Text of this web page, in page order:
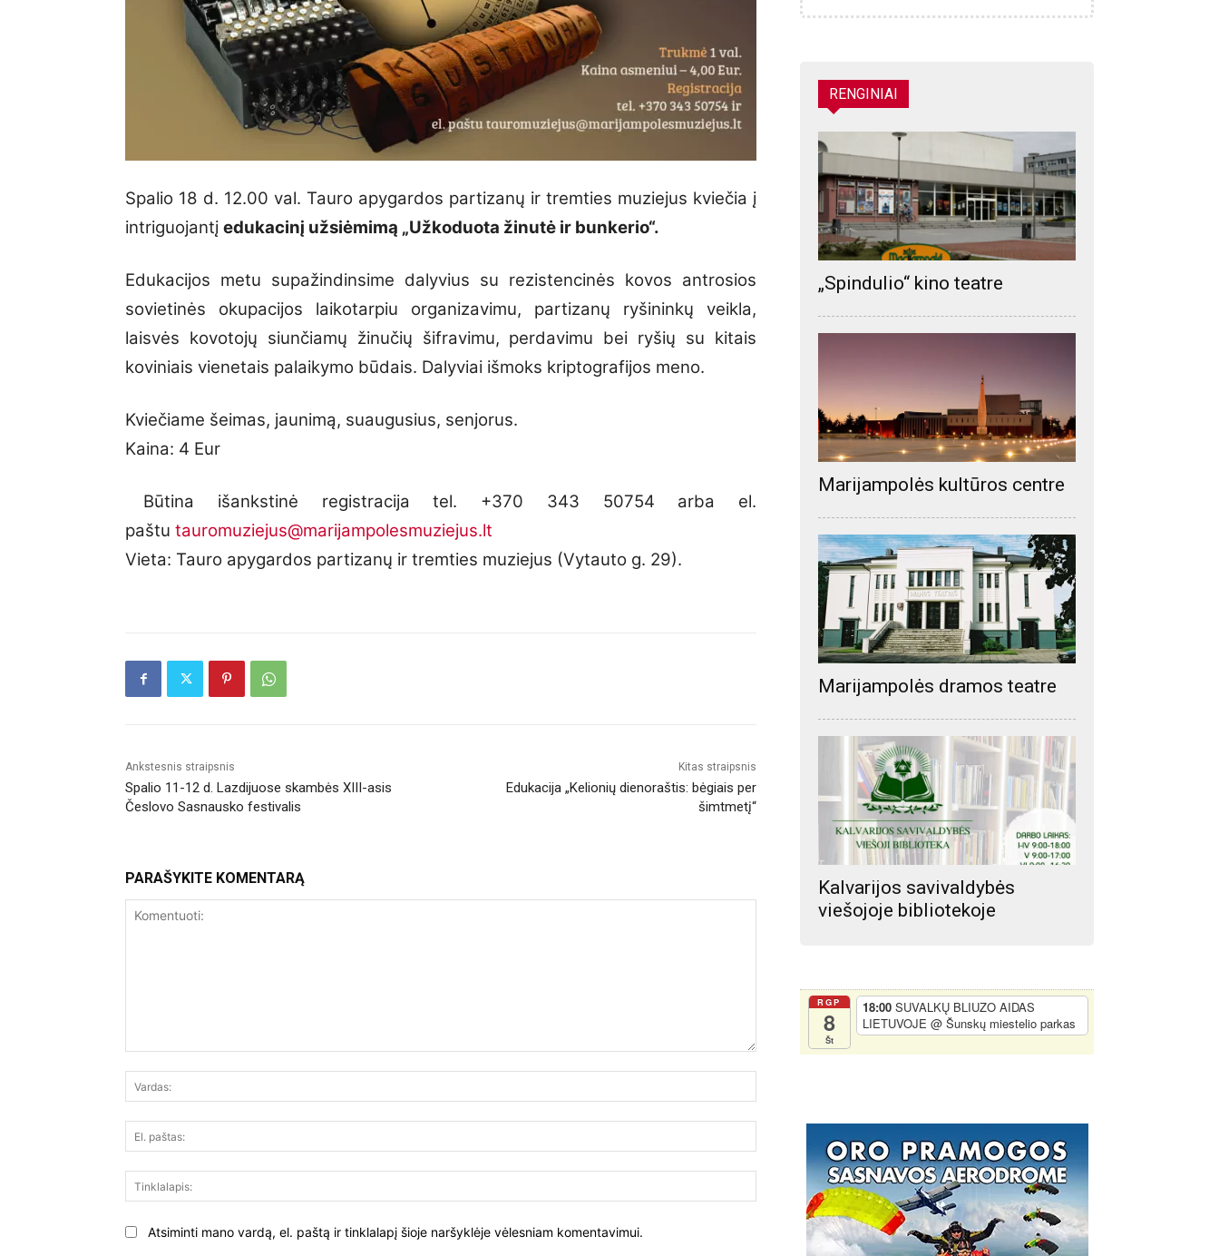
Spalio 18 d. 12.00 val. Tauro apygardos partizanų ir tremties muziejus kviečia į
intriguojantį edukacinį užsiėmimą „Užkoduota žinutė ir bunkerio“.
Edukacijos metu supažindinsime dalyvius su rezistencinės kovos antrosios
sovietinės okupacijos laikotarpiu organizavimu, partizanų ryšininkų veikla,
laisvės kovotojų siunčiamų žinučių šifravimu, perdavimu bei ryšių su kitais
koviniais vienetais palaikymo būdais. Dalyviai išmoks kriptografijos meno.
Kviečiame šeimas, jaunimą, suaugusius, senjorus.
Kaina: 4 Eur
Būtina išankstinė registracija tel. +370 343 50754 arba el.
paštu tauromuziejus@marijampolesmuziejus.lt
Vieta: Tauro apygardos partizanų ir tremties muziejus (Vytauto g. 29).
Ankstesnis straipsnis
Spalio 11-12 d. Lazdijuose skambės XIII-asis
Česlovo Sasnausko festivalis
Kitas straipsnis
Edukacija „Kelionių dienoraštis: bėgiais per
šimtmetį“
PARAŠYKITE KOMENTARĄ
paštas:
Tinklalapis:
Atsiminti mano vardą, el. paštą ir tinklalapį šioje naršyklėje vėlesniam komentavimui.
RENGINIAI
„Spindulio“ kino teatre
Marijampolės kultūros centre
Marijampolės dramos teatre
Kalvarijos savivaldybės
viešojoje bibliotekoje
RGP
8
Št
18:00 SUVALKŲ BLIUZO AIDAS
LIETUVOJE @ Šunskų miestelio parkas